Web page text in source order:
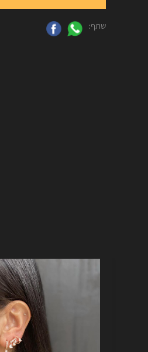
שתף: